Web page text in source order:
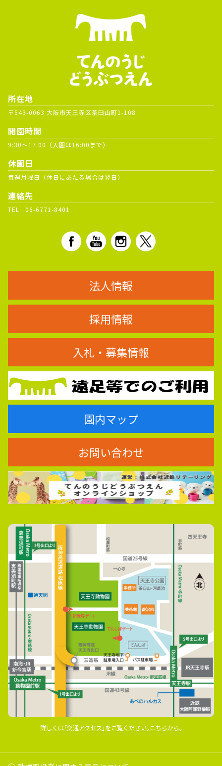
所在地
〒543-0063 大阪市天王寺区茶臼山町1-108
開園時間
9:30～17:00（入園は16:00まで）
休園日
毎週月曜日（休日にあたる場合は翌日）
連絡先
TEL : 06-6771-8401
法人情報
採用情報
入札・募集情報
園内マップ
お問い合わせ
詳しくは｢交通アクセス｣をご覧ください｡こちらから｡